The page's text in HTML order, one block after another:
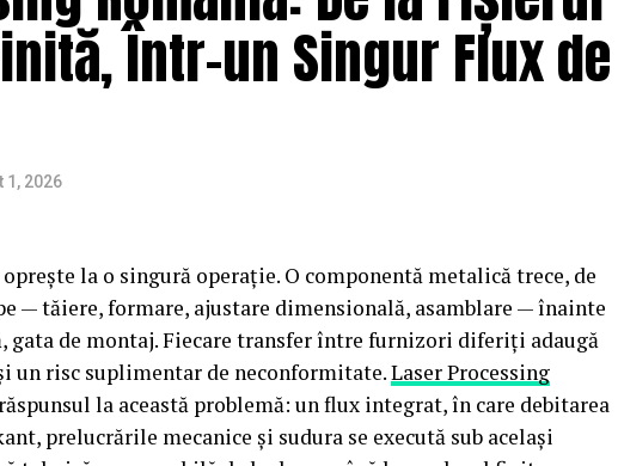
bazei— paleții și cutiile rigide merg pe role sau lanț, produsele cu formă
umiditate sau cerințe de igienă specifice industriei alimentare
un cadru metalic, acționate motorizat sau lăsate libere pentru
cel mai răspândit tip de conveior în depozitele care
bază rigidă.
alegerea implicită în multe depozite:
Într-un Singur Flux de
1, 2026
la o singură operație. O componentă metalică trece, de
— tăiere, formare, ajustare dimensională, asamblare — înainte
gata de montaj. Fiecare transfer între furnizori diferiți adaugă
un risc suplimentar de neconformitate.Laser Processing
la această problemă: un flux integrat, în care debitarea
prelucrările mecanice și sudura se execută sub același